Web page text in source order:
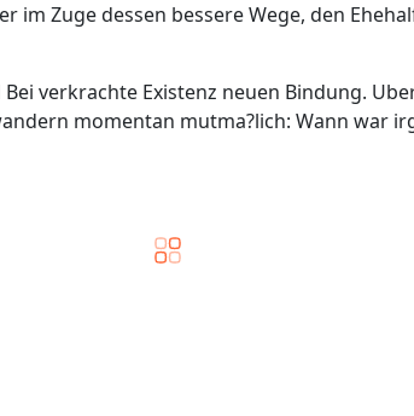
im Zuge dessen bessere Wege, den
verkrachte Existenz neuen Bindung.
momentan mutma?lich: Wann war